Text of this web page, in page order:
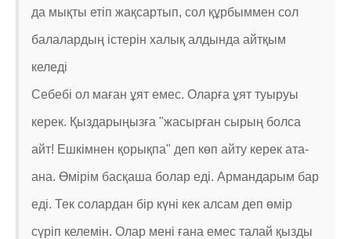
да мықты етіп жақсартып, сол құрбыммен сол
балалардың істерін халық алдында айтқым
келеді
Себебі ол маған ұят емес. Оларға ұят туыруы
керек. Қыздарыңызға "жасырған сырың болса
айт! Ешкімнен қорықпа" деп көп айту керек ата-
ана. Өмірім басқаша болар еді. Армандарым бар
еді. Тек солардан бір күні кек алсам деп өмір
сүріп келемін. Олар мені ғана емес талай қызды